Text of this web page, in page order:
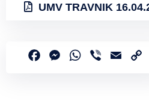
UMV TRAVNIK
FacebookMessenger
WhatsApp
Viber Email